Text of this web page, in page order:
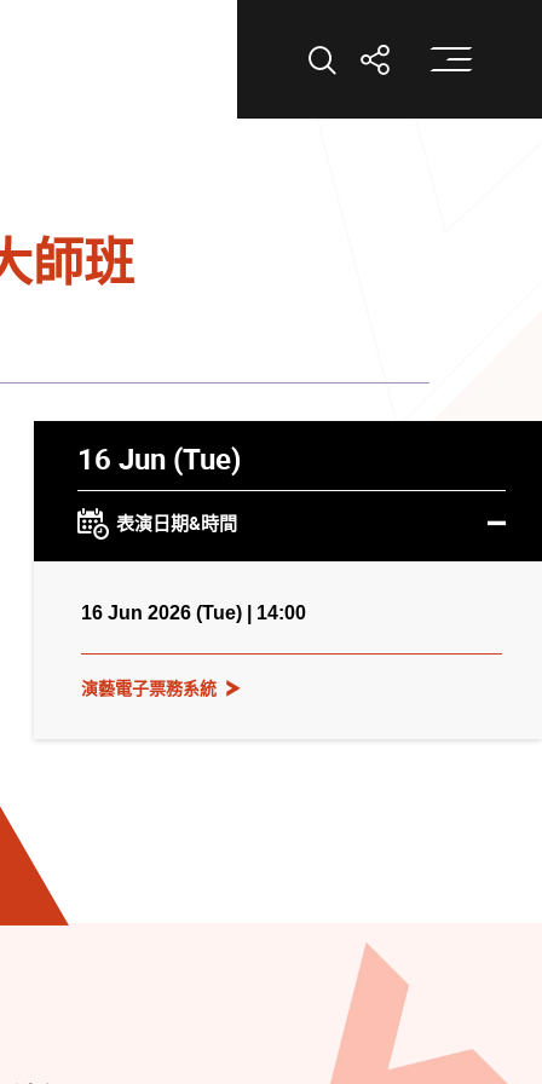
打開搜索打開分享打
師班
16 Jun (Tue)
表演日期&時間
16 Jun 2026 (Tue) | 14:00
演藝電子票務系統